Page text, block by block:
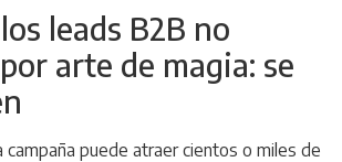
leads B2B no
arte de magia: se
campaña puede atraer cientos o miles de